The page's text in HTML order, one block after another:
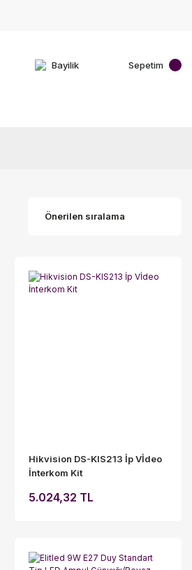
Bayilik Sepetim
Hikvision DS-KIS213 İp Vİdeo
İnterkom Kit
5.024,32 TL